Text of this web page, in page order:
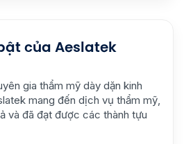
của Aeslatek
gia thẩm mỹ dày dặn kinh
mang đến dịch vụ thẩm mỹ,
và đã đạt được các thành tựu